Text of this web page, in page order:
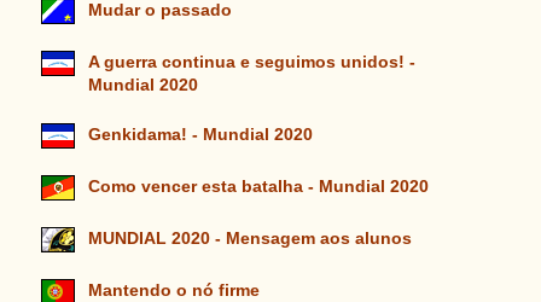
Mudar o passado
A guerra continua e seguimos unidos! -
Mundial 2020
Genkidama! - Mundial 2020
Como vencer esta batalha - Mundial 2020
MUNDIAL 2020 - Mensagem aos alunos
Mantendo o nó firme